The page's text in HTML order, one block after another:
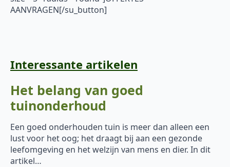
AANVRAGEN[/su_button]
Interessante artikelen
Het belang van goed
tuinonderhoud
Een goed onderhouden tuin is meer dan alleen een
lust voor het oog; het draagt bij aan een gezonde
leefomgeving en het welzijn van mens en dier. In dit
artikel…